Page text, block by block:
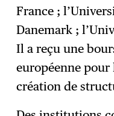
France ;
Danemark ;
Il a reçu une
européenne pour
création de